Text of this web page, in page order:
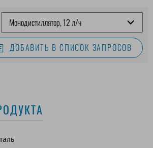
ДОБАВИТЬ В СПИСОК ЗАПРОСОВ